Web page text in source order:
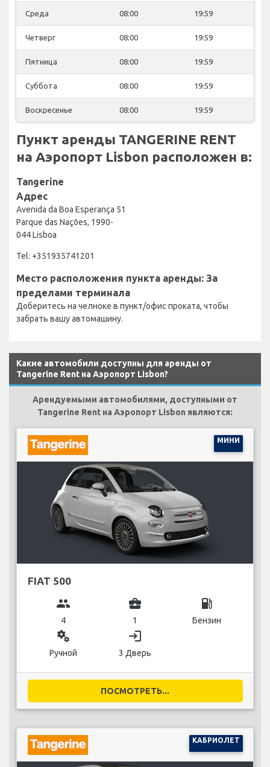
Среда 08:00 19:59
Четверг 08:00 19:59
Пятница 08:00 19:59
Суббота 08:00 19:59
Воскресенье 08:00 19:59
Пункт аренды TANGERINE RENT
на Аэропорт Lisbon расположен в:
Tangerine
Адрес
Avenida da Boa Esperança 51
Parque das Nações, 1990-
044 Lisboa
Tel: +351935741201
Место расположения пункта аренды: За
пределами терминала
Доберитесь на челноке в пункт/офис проката, чтобы
забрать вашу автомашину.
Какие автомобили доступны для аренды от
Tangerine Rent на Аэропорт Lisbon?
Арендуемыми автомобилями, доступными от
Tangerine Rent на Аэропорт Lisbon являются:
МИНИ
FIAT 500
group
4
business_center
1
local_gas_station
Бензин
miscellaneous_services
Ручной
login
3 Дверь
ПОСМОТРЕТЬ...
КАБРИОЛЕТ